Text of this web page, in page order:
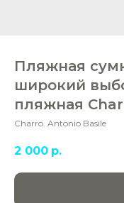
Пляжная
широкий
пляжная
Charro. Antonio Basile
2 000 р.